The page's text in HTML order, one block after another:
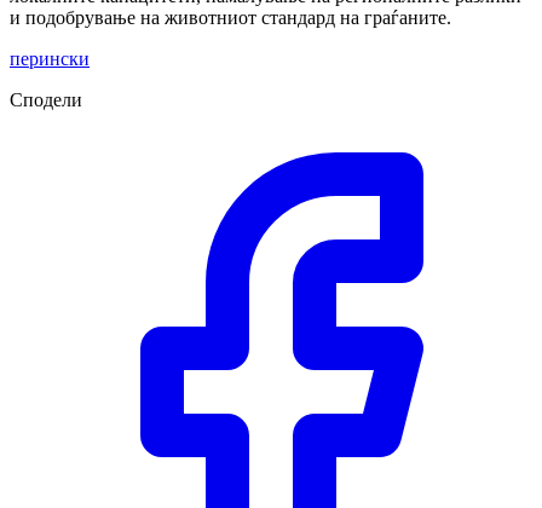
и подобрување на животниот стандард на граѓаните.
перински
Сподели